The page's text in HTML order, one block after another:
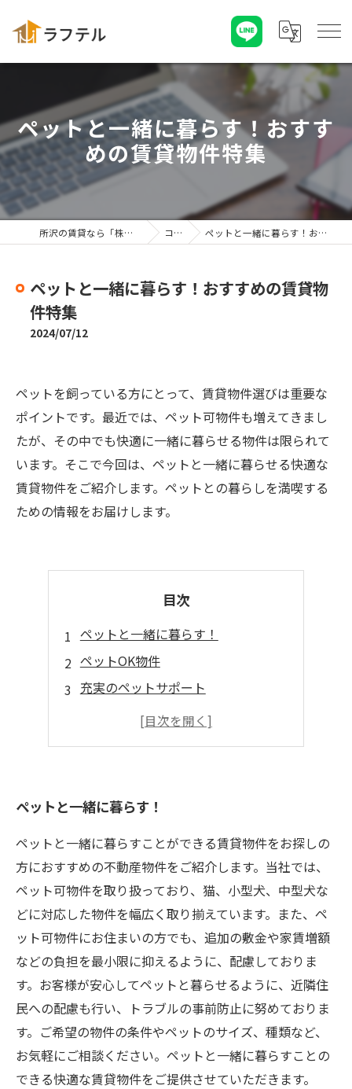
ペットと一緒に暮らす！おすす
めの賃貸物件特集
所沢の賃貸なら「株式会社ラフテル」 コラム ペットと一緒に暮らす！おすすめの賃貸物件特集
ペットと一緒に暮らす！おすすめの賃貸物
件特集
2024/07/12
ペットを飼っている方にとって、賃貸物件選びは重要な
ポイントです。最近では、ペット可物件も増えてきまし
たが、その中でも快適に一緒に暮らせる物件は限られて
います。そこで今回は、ペットと一緒に暮らせる快適な
賃貸物件をご紹介します。ペットとの暮らしを満喫する
ための情報をお届けします。
目次
ペットと一緒に暮らす！
ペットOK物件
充実のペットサポート
敷金・礼金無料
ペットと一緒に暮らす！
ペットと一緒に暮らすことができる賃貸物件をお探しの
方におすすめの不動産物件をご紹介します。当社では、
ペット可物件を取り扱っており、猫、小型犬、中型犬な
どに対応した物件を幅広く取り揃えています。また、ペ
ット可物件にお住まいの方でも、追加の敷金や家賃増額
などの負担を最小限に抑えるように、配慮しておりま
す。お客様が安心してペットと暮らせるように、近隣住
民への配慮も行い、トラブルの事前防止に努めておりま
す。ご希望の物件の条件やペットのサイズ、種類など、
お気軽にご相談ください。ペットと一緒に暮らすことの
できる快適な賃貸物件をご提供させていただきます。